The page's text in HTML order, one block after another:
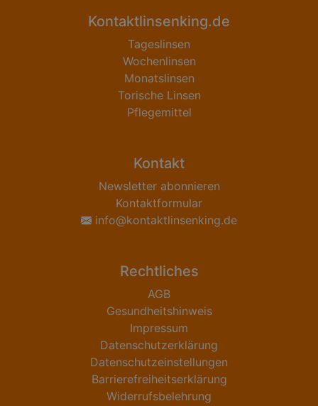
Kontaktlinsenking.de
Tageslinsen
Wochenlinsen
Monatslinsen
Torische Linsen
Pflegemittel
Kontakt
Newsletter abonnieren
Kontaktformular
info@kontaktlinsenking.de
Rechtliches
AGB
Gesundheitshinweis
Impressum
Datenschutzerklärung
Datenschutzeinstellungen
Barrierefreiheitserklärung
Widerrufsbelehrung